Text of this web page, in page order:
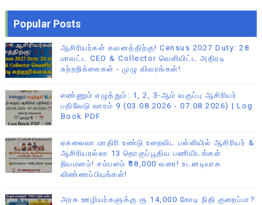
Popular Posts
ஆசிரியர்கள் கவனத்திற்கு! Census 2027 Duty: 28
மாவட்ட CEO & Collector வெளியிட்ட அதிரடி
சுற்றறிக்கைகள் - முழு விவரங்கள்!
எண்ணும் எழுத்தும்: 1, 2, 3-ஆம் வகுப்பு ஆசிரியர்
பதிவேடு வாரம் 9 (03.08.2026 - 07.08.2026) | Log
Book PDF
ஏகலைவா மாதிரி உண்டு உறைவிட பள்ளியில் ஆசிரியர் &
ஆசிரியரல்லா 13 தொகுப்பூதிய பணியிடங்கள்
நியமனம்! சம்பளம் ₹18,000 வரை! உடனடியாக
விண்ணப்பியுங்கள்!
அரசு ஊழியர்களுக்கு ரூ.14,000 கோடி நிதி குறைப்பா?